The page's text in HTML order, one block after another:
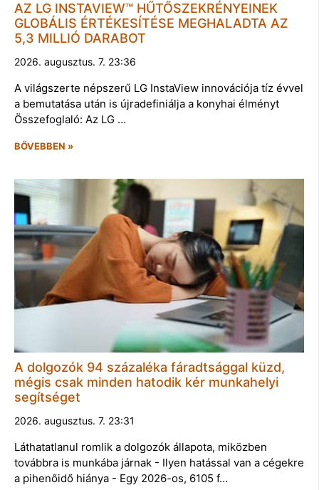
AZ LG INSTAVIEW™ HŰTŐSZEKRÉNYEINEK
GLOBÁLIS ÉRTÉKESÍTÉSE MEGHALADTA AZ
5,3 MILLIÓ DARABOT
2026. augusztus. 7. 23:36
A világszerte népszerű LG InstaView innovációja tíz évvel
a bemutatása után is újradefiniálja a konyhai élményt
Összefoglaló: Az LG …
BŐVEBBEN »
A dolgozók 94 százaléka fáradtsággal küzd,
mégis csak minden hatodik kér munkahelyi
segítséget
2026. augusztus. 7. 23:31
Láthatatlanul romlik a dolgozók állapota, miközben
továbbra is munkába járnak - Ilyen hatással van a cégekre
a pihenőidő hiánya - Egy 2026-os, 6105 f…